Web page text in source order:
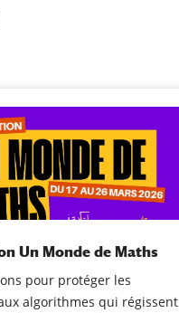
Un Monde de Maths
pour protéger les
algorithmes qui régissent